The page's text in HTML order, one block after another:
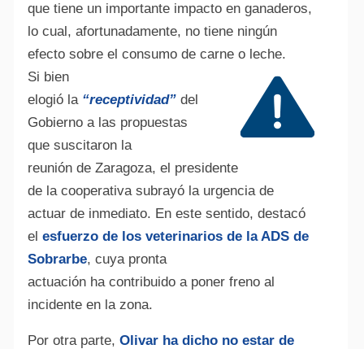
que tiene un importante impacto en ganaderos,
lo cual, afortunadamente, no tiene ningún
efecto sobre el consumo de carne o leche.
Si bien
elogió la “receptividad”del
Gobierno a las propuestas
que suscitaron la
reunión de Zaragoza, el presidente
de la cooperativa subrayó la urgencia de
actuar de inmediato. En este sentido, destacó
el esfuerzo de los veterinarios de la ADS de
Sobrarbe, cuya pronta
actuación ha contribuido a poner freno al
incidente en la zona.
Por otra parte, Olivar ha dicho no estar de